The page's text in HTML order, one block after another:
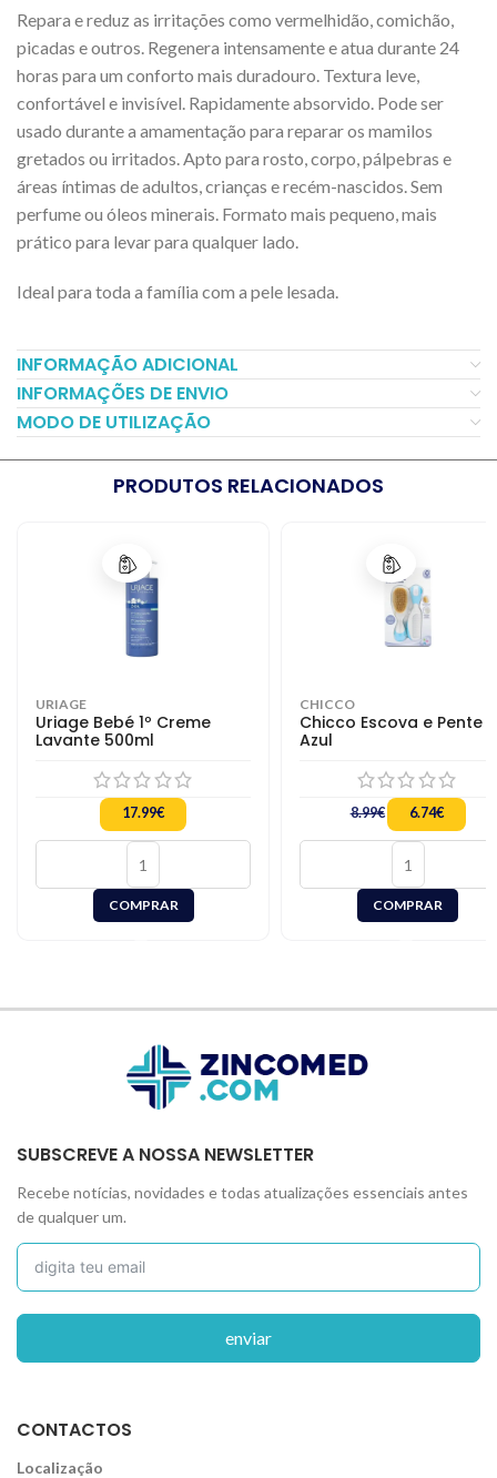
Repara e reduz as irritações como vermelhidão, comichão,
picadas e outros. Regenera intensamente e atua durante 24
horas para um conforto mais duradouro. Textura leve,
confortável e invisível. Rapidamente absorvido. Pode ser
usado durante a amamentação para reparar os mamilos
gretados ou irritados. Apto para rosto, corpo, pálpebras e
áreas íntimas de adultos, crianças e recém-nascidos. Sem
perfume ou óleos minerais. Formato mais pequeno, mais
prático para levar para qualquer lado.
Ideal para toda a família com a pele lesada.
INFORMAÇÃO ADICIONAL
INFORMAÇÕES DE ENVIO
MODO DE UTILIZAÇÃO
PRODUTOS RELACIONADOS
URIAGE
Uriage Bebé 1º Creme
Lavante 500ml
17.99€
COMPRAR
CHICCO
Chicco Escova e Pente
Azul
8.99€ 6.74€
COMPRAR
SUBSCREVE A NOSSA NEWSLETTER
Recebe notícias, novidades e todas atualizações essenciais antes
de qualquer um.
enviar
CONTACTOS
Localização